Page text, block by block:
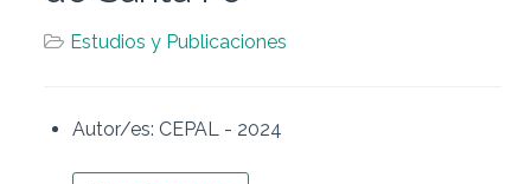
Estudios y Publicaciones
Autor/es: CEPAL - 2024